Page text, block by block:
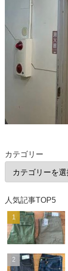
カテゴリー
人気記事TOP5